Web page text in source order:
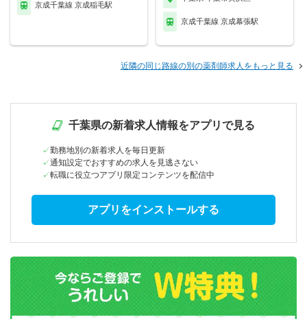
京成千葉線 京成稲毛駅
京成千葉線 京成幕張駅
近隣の同じ路線の別の薬剤師求人をもっと見る
千葉県の新着求人情報をアプリで見る
勤務地別の新着求人を毎日更新
通知設定でおすすめの求人を見逃さない
転職に役立つアプリ限定コンテンツを配信中
アプリをインストールする